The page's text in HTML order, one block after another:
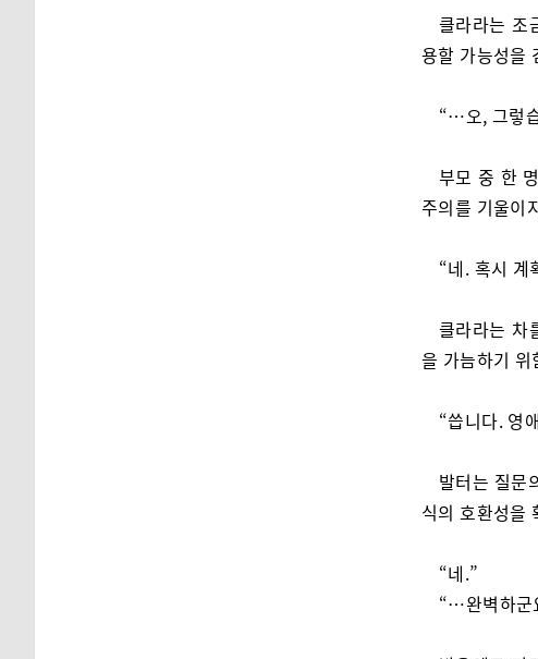
클라라는 조
용할 가능성을
“…오, 그렇
부모 중 한
주의를 기울이
“네. 혹시 계
클라라는 차
을 가늠하기 위
“씁니다. 영
발터는 질문
식의 호환성을
“네.”
“…완벽하군